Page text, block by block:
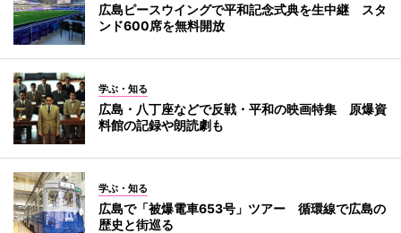
広島ピースウイングで平和記念式典を生中継 スタ
ンド600席を無料開放
学ぶ・知る
広島・八丁座などで反戦・平和の映画特集 原爆資
料館の記録や朗読劇も
学ぶ・知る
広島で「被爆電車653号」ツアー 循環線で広島の
歴史と街巡る